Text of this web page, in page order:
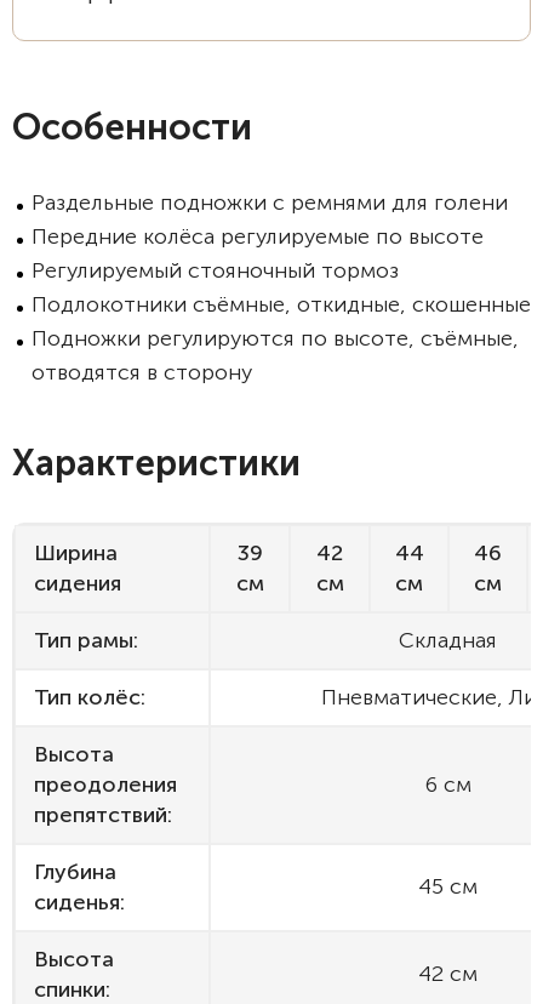
Особенности
Раздельные подножки с ремнями для голени
Передние колёса регулируемые по высоте
Регулируемый стояночный тормоз
Подлокотники съёмные, откидные, скошенные
Подножки регулируются по высоте, съёмные,
отводятся в сторону
Характеристики
Ширина
сидения
39
см
42
см
44
см
46
см
Тип рамы: Складная
Тип колёс: Пневматические,
Высота
преодоления
препятствий:
6 см
Глубина
сиденья:
45 см
Высота
спинки:
42 см